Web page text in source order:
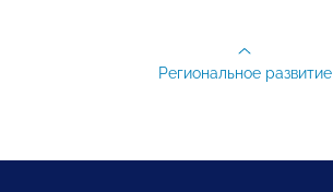
Региональное развитие